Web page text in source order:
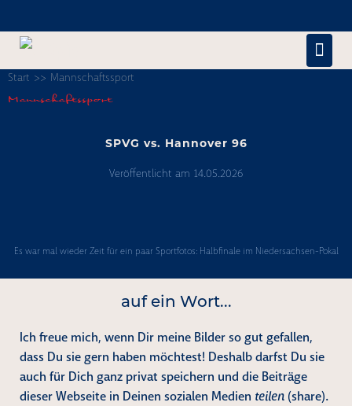
Inhalt
springen
Start >> Mannschaftssport
Mannschaftssport
SPVG vs. Hannover 96
Veröffentlicht am 14.05.2026
vs.
Hannover
96
Es war mal wieder Zeit für ein paar Sportfotos: Halbfinale im Niedersachsen-Pokal
auf ein Wort...
Ich freue mich, wenn Dir meine Bilder so gut gefallen,
dass Du sie gern haben möchtest! Deshalb darfst Du sie
auch für Dich ganz privat speichern und die Beiträge
dieser Webseite in Deinen sozialen Medien teilen (share).